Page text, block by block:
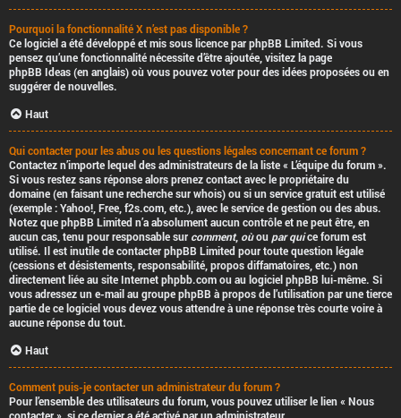
Pourquoi la fonctionnalité X n’est pas disponible ?
Ce logiciel a été développé et mis sous licence par phpBB Limited. Si vous
pensez qu’une fonctionnalité nécessite d’être ajoutée, visitez la page
phpBB Ideas(en anglais) où vous pouvez voter pour des idées proposées ou en
suggérer de nouvelles.
Haut
Qui contacter pour les abus ou les questions légales concernant ce forum ?
Contactez n’importe lequel des administrateurs de la liste « L’équipe du forum ».
Si vous restez sans réponse alors prenez contact avec le propriétaire du
domaine (en faisant unerecherche sur whois) ou si un service gratuit est utilisé
(exemple : Yahoo!, Free, f2s.com, etc.), avec le service de gestion ou des abus.
Notez que phpBB Limited n’a absolument aucun contrôleet ne peut être, en
aucun cas, tenu pour responsable sur comment, oùou par quice forum est
utilisé. Il est inutile de contacter phpBB Limited pour toute question légale
(cessions et désistements, responsabilité, propos diffamatoires, etc.)non
directement liéeau site Internet phpbb.com ou au logiciel phpBB lui-même. Si
vous adressez un e-mail au groupe phpBB à propos de l’utilisationpar une tierce
partiede ce logiciel vous devez vous attendre à une réponse très courte voire à
aucune réponse du tout.
Haut
Comment puis-je contacter un administrateur du forum ?
Pour l’ensemble des utilisateurs du forum, vous pouvez utiliser le lien « Nous